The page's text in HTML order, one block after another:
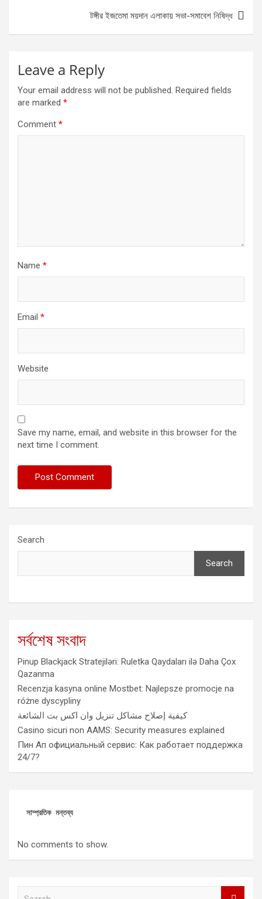
টঙ্গীর ইজতেমা ময়দান এলাকায় সভা-সমাবেশ নিষিদ্ধ
Leave a Reply
Your email address will not be published. Required fields
are marked *
Comment *
Name *
Email *
Website
Save my name, email, and website in this browser for the
next time I comment.
Search
Search
সর্বশেষ সংবাদ
Pinup Blackjack Stratejiləri: Ruletka Qaydaları ilə Daha Çox
Qazanma
Recenzja kasyna online Mostbet: Najlepsze promocje na
różne dyscypliny
كيفية إصلاح مشاكل تنزيل وان اكس بت الشائعة
Casino sicuri non AAMS: Security measures explained
Пин Ап официальный сервис: Как работает поддержка
24/7?
সাম্প্রতিক মন্তব্য
No comments to show.